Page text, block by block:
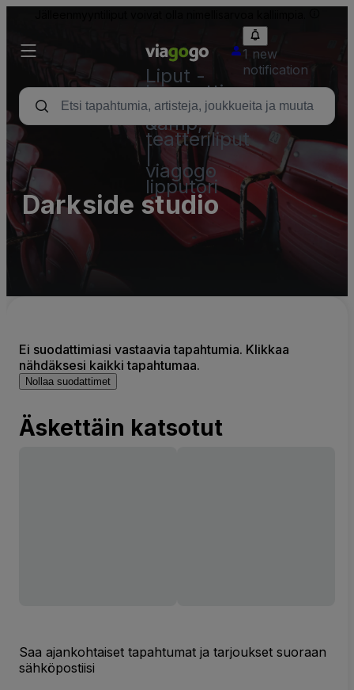
Liput -
konsertti,
urheilu
&amp;
teatteriliput
viagogo
lipputori
1 new
notification
Darkside studio
Ei suodattimiasi vastaavia tapahtumia. Klikkaa
nähdäksesi kaikki tapahtumaa.
Nollaa suodattimet
Äskettäin katsotut
Saa ajankohtaiset tapahtumat ja tarjoukset suoraan
sähköpostiisi